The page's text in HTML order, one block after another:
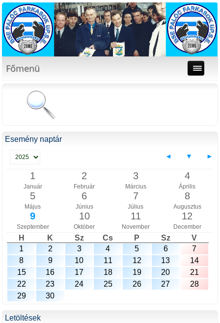
Főmenü
Esemény naptár
◄ ▼ ►
1
Január
2
Február
3
Március
4
Április
5
Május
6
Június
7
Július
8
Augusztus
9
Szeptember
10
Október
11
November
12
December
H K Sz Cs P Sz
V
1
2 3 4 5 6
7
8
9 10 11 12 13
14
15
16 17 18 19 20
21
22
23 24 25 26 27
28
29
30
Letöltések